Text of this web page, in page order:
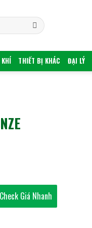
THIẾT BỊ KHÁC ĐẠI LÝ
Check Giá Nhanh